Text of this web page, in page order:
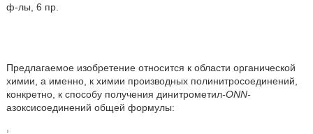
ф-лы, 6 пр.
Предлагаемое изобретение относится к области органической
химии, а именно, к химии производных полинитросоединений,
конкретно, к способу получения динитрометил-ONN-
азоксисоединений общей формулы: